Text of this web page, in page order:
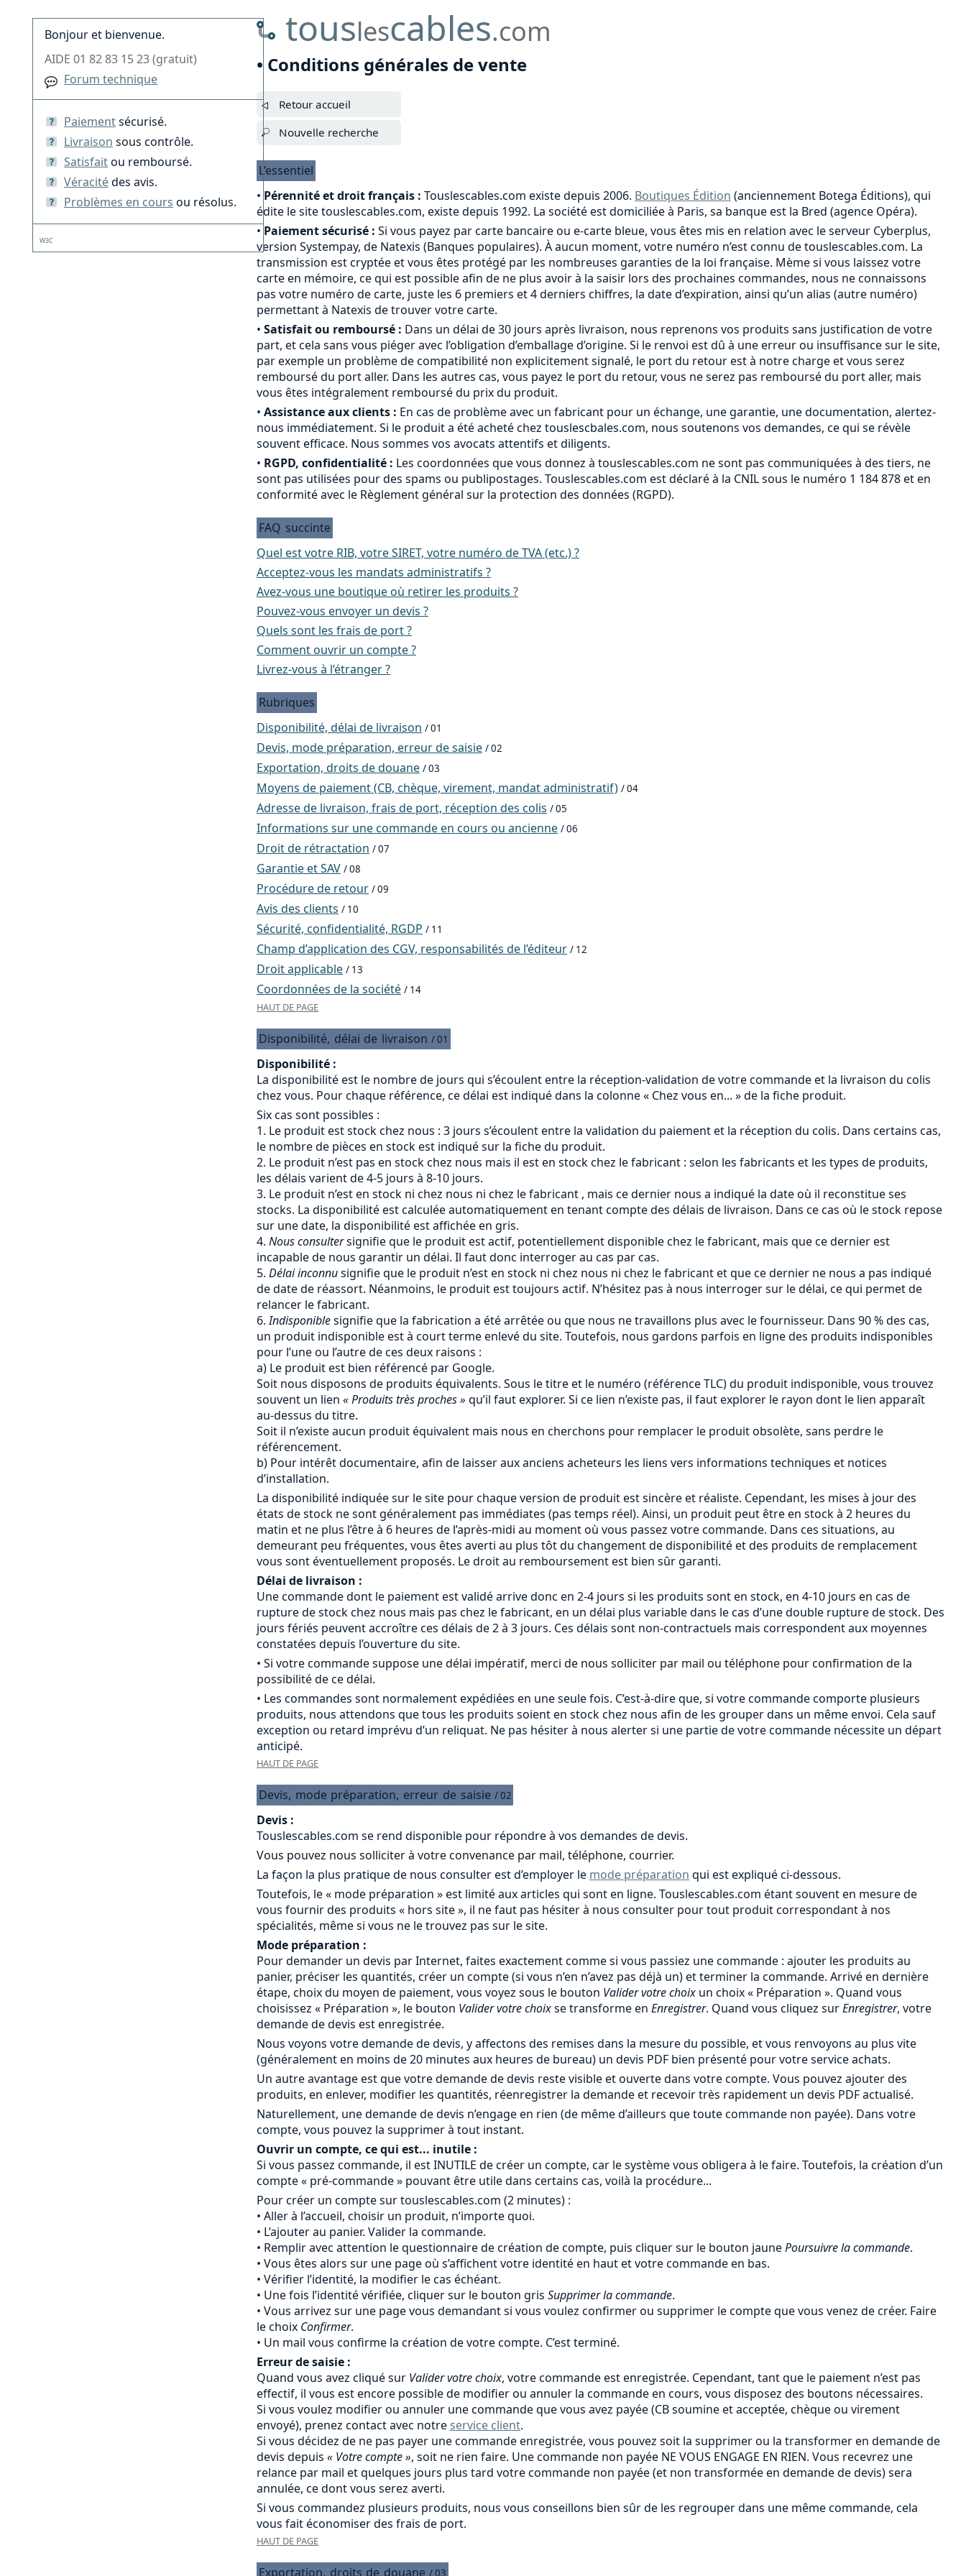
touslescables.com
• Conditions générales de vente
Retour accueil
Nouvelle recherche
L’essentiel
• Pérennité et droit français : Touslescables.com existe depuis 2006. Boutiques Édition (anciennement Botega Éditions), qui
édite le site touslescables.com, existe depuis 1992. La société est domiciliée à Paris, sa banque est la Bred (agence Opéra).
• Paiement sécurisé : Si vous payez par carte bancaire ou e-carte bleue, vous êtes mis en relation avec le serveur Cyberplus,
version Systempay, de Natexis (Banques populaires). À aucun moment, votre numéro n’est connu de touslescables.com. La
transmission est cryptée et vous êtes protégé par les nombreuses garanties de la loi française. Mème si vous laissez votre
carte en mémoire, ce qui est possible afin de ne plus avoir à la saisir lors des prochaines commandes, nous ne connaissons
pas votre numéro de carte, juste les 6 premiers et 4 derniers chiffres, la date d’expiration, ainsi qu’un alias (autre numéro)
permettant à Natexis de trouver votre carte.
• Satisfait ou remboursé : Dans un délai de 30 jours après livraison, nous reprenons vos produits sans justification de votre
part, et cela sans vous piéger avec l’obligation d’emballage d’origine. Si le renvoi est dû à une erreur ou insuffisance sur le site,
par exemple un problème de compatibilité non explicitement signalé, le port du retour est à notre charge et vous serez
remboursé du port aller. Dans les autres cas, vous payez le port du retour, vous ne serez pas remboursé du port aller, mais
vous êtes intégralement remboursé du prix du produit.
• Assistance aux clients : En cas de problème avec un fabricant pour un échange, une garantie, une documentation, alertez-
nous immédiatement. Si le produit a été acheté chez touslescbales.com, nous soutenons vos demandes, ce qui se révèle
souvent efficace. Nous sommes vos avocats attentifs et diligents.
• RGPD, confidentialité : Les coordonnées que vous donnez à touslescables.com ne sont pas communiquées à des tiers, ne
sont pas utilisées pour des spams ou publipostages. Touslescables.com est déclaré à la CNIL sous le numéro 1 184 878 et en
conformité avec le Règlement général sur la protection des données (RGPD).
FAQ succinte
Quel est votre RIB, votre SIRET, votre numéro de TVA (etc.) ?
Acceptez-vous les mandats administratifs ?
Avez-vous une boutique où retirer les produits ?
Pouvez-vous envoyer un devis ?
Quels sont les frais de port ?
Comment ouvrir un compte ?
Livrez-vous à l’étranger ?
Rubriques
Disponibilité, délai de livraison / 01
Devis, mode préparation, erreur de saisie / 02
Exportation, droits de douane / 03
Moyens de paiement (CB, chèque, virement, mandat administratif) / 04
Adresse de livraison, frais de port, réception des colis / 05
Informations sur une commande en cours ou ancienne / 06
Droit de rétractation / 07
Garantie et SAV / 08
Procédure de retour / 09
Avis des clients / 10
Sécurité, confidentialité, RGDP / 11
Champ d’application des CGV, responsabilités de l’éditeur / 12
Droit applicable / 13
Coordonnées de la société / 14
HAUT DE PAGE
Disponibilité, délai de livraison / 01
Disponibilité :
La disponibilité est le nombre de jours qui s’écoulent entre la réception-validation de votre commande et la livraison du colis
chez vous. Pour chaque référence, ce délai est indiqué dans la colonne « Chez vous en... » de la fiche produit.
Six cas sont possibles :
Le produit est stock chez nous : 3 jours s’écoulent entre la validation du paiement et la réception du colis. Dans certains cas,
le nombre de pièces en stock est indiqué sur la fiche du produit.
Le produit n’est pas en stock chez nous mais il est en stock chez le fabricant : selon les fabricants et les types de produits,
les délais varient de 4-5 jours à 8-10 jours.
Le produit n’est en stock ni chez nous ni chez le fabricant , mais ce dernier nous a indiqué la date où il reconstitue ses
stocks. La disponibilité est calculée automatiquement en tenant compte des délais de livraison. Dans ce cas où le stock repose
sur une date, la disponibilité est affichée en gris.
Nous consultersignifie que le produit est actif, potentiellement disponible chez le fabricant, mais que ce dernier est
incapable de nous garantir un délai. Il faut donc interroger au cas par cas.
Délai inconnusignifie que le produit n’est en stock ni chez nous ni chez le fabricant et que ce dernier ne nous a pas indiqué
de date de réassort. Néanmoins, le produit est toujours actif. N’hésitez pas à nous interroger sur le délai, ce qui permet de
relancer le fabricant.
Indisponiblesignifie que la fabrication a été arrêtée ou que nous ne travaillons plus avec le fournisseur. Dans 90 % des cas,
un produit indisponible est à court terme enlevé du site. Toutefois, nous gardons parfois en ligne des produits indisponibles
pour l’une ou l’autre de ces deux raisons :
a) Le produit est bien référencé par Google.
Soit nous disposons de produits équivalents. Sous le titre et le numéro (référence TLC) du produit indisponible, vous trouvez
souvent un lien « Produits très proches » qu’il faut explorer. Si ce lien n’existe pas, il faut explorer le rayon dont le lien apparaît
au-dessus du titre.
Soit il n’existe aucun produit équivalent mais nous en cherchons pour remplacer le produit obsolète, sans perdre le
référencement.
b) Pour intérêt documentaire, afin de laisser aux anciens acheteurs les liens vers informations techniques et notices
d’installation.
La disponibilité indiquée sur le site pour chaque version de produit est sincère et réaliste. Cependant, les mises à jour des
états de stock ne sont généralement pas immédiates (pas temps réel). Ainsi, un produit peut être en stock à 2 heures du
matin et ne plus l’être à 6 heures de l’après-midi au moment où vous passez votre commande. Dans ces situations, au
demeurant peu fréquentes, vous êtes averti au plus tôt du changement de disponibilité et des produits de remplacement
vous sont éventuellement proposés. Le droit au remboursement est bien sûr garanti.
Délai de livraison :
Une commande dont le paiement est validé arrive donc en 2-4 jours si les produits sont en stock, en 4-10 jours en cas de
rupture de stock chez nous mais pas chez le fabricant, en un délai plus variable dans le cas d’une double rupture de stock. Des
jours fériés peuvent accroître ces délais de 2 à 3 jours. Ces délais sont non-contractuels mais correspondent aux moyennes
constatées depuis l’ouverture du site.
• Si votre commande suppose une délai impératif, merci de nous solliciter par mail ou téléphone pour confirmation de la
possibilité de ce délai.
• Les commandes sont normalement expédiées en une seule fois. C’est-à-dire que, si votre commande comporte plusieurs
produits, nous attendons que tous les produits soient en stock chez nous afin de les grouper dans un même envoi. Cela sauf
exception ou retard imprévu d’un reliquat. Ne pas hésiter à nous alerter si une partie de votre commande nécessite un départ
anticipé.
HAUT DE PAGE
Devis, mode préparation, erreur de saisie / 02
Devis :
Touslescables.com se rend disponible pour répondre à vos demandes de devis.
Vous pouvez nous solliciter à votre convenance par mail, téléphone, courrier.
La façon la plus pratique de nous consulter est d’employer le mode préparation qui est expliqué ci-dessous.
Toutefois, le « mode préparation » est limité aux articles qui sont en ligne. Touslescables.com étant souvent en mesure de
vous fournir des produits « hors site », il ne faut pas hésiter à nous consulter pour tout produit correspondant à nos
spécialités, même si vous ne le trouvez pas sur le site.
Mode préparation :
Pour demander un devis par Internet, faites exactement comme si vous passiez une commande : ajouter les produits au
panier, préciser les quantités, créer un compte (si vous n’en n’avez pas déjà un) et terminer la commande. Arrivé en dernière
étape, choix du moyen de paiement, vous voyez sous le bouton Valider votre choix un choix « Préparation ». Quand vous
choisissez « Préparation », le bouton Valider votre choixse transforme en Enregistrer. Quand vous cliquez surEnregistrer, votre
demande de devis est enregistrée.
Nous voyons votre demande de devis, y affectons des remises dans la mesure du possible, et vous renvoyons au plus vite
(généralement en moins de 20 minutes aux heures de bureau) un devis PDF bien présenté pour votre service achats.
Un autre avantage est que votre demande de devis reste visible et ouverte dans votre compte. Vous pouvez ajouter des
produits, en enlever, modifier les quantités, réenregistrer la demande et recevoir très rapidement un devis PDF actualisé.
Naturellement, une demande de devis n’engage en rien (de même d’ailleurs que toute commande non payée). Dans votre
compte, vous pouvez la supprimer à tout instant.
Ouvrir un compte, ce qui est... inutile :
Si vous passez commande, il est INUTILE de créer un compte, car le système vous obligera à le faire. Toutefois, la création d’un
compte « pré-commande » pouvant être utile dans certains cas, voilà la procédure...
Pour créer un compte sur touslescables.com (2 minutes) :
Aller à l’accueil, choisir un produit, n’importe quoi.
L’ajouter au panier. Valider la commande.
Remplir avec attention le questionnaire de création de compte, puis cliquer sur le bouton jaunePoursuivre la commande.
Vous êtes alors sur une page où s’affichent votre identité en haut et votre commande en bas.
Vérifier l’identité, la modifier le cas échéant.
Une fois l’identité vérifiée, cliquer sur le bouton gris Supprimer la commande.
Vous arrivez sur une page vous demandant si vous voulez confirmer ou supprimer le compte que vous venez de créer. Faire
le choix Confirmer.
Un mail vous confirme la création de votre compte. C’est terminé.
Erreur de saisie :
Quand vous avez cliqué sur Valider votre choix, votre commande est enregistrée. Cependant, tant que le paiement n’est pas
effectif, il vous est encore possible de modifier ou annuler la commande en cours, vous disposez des boutons nécessaires.
Si vous voulez modifier ou annuler une commande que vous avez payée (CB soumine et acceptée, chèque ou virement
envoyé), prenez contact avec notreservice client.
Si vous décidez de ne pas payer une commande enregistrée, vous pouvez soit la supprimer ou la transformer en demande de
devis depuis « Votre compte », soit ne rien faire. Une commande non payée NE VOUS ENGAGE EN RIEN. Vous recevrez une
relance par mail et quelques jours plus tard votre commande non payée (et non transformée en demande de devis) sera
annulée, ce dont vous serez averti.
Si vous commandez plusieurs produits, nous vous conseillons bien sûr de les regrouper dans une même commande, cela
vous fait économiser des frais de port.
HAUT DE PAGE
Exportation, droits de douane / 03
Bonjour et bienvenue.
AIDE 01 82 83 15 23 (gratuit)
Forum technique
Paiementsécurisé.
Livraison sous contrôle.
Satisfaitou remboursé.
Véracitédes avis.
Problèmes en cours ou résolus.
W3C